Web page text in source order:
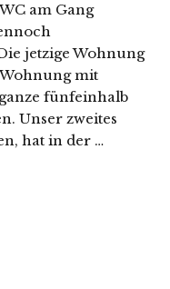
am Gang
jetzige Wohnung
mit
fünfeinhalb
Unser zweites
hat in der …